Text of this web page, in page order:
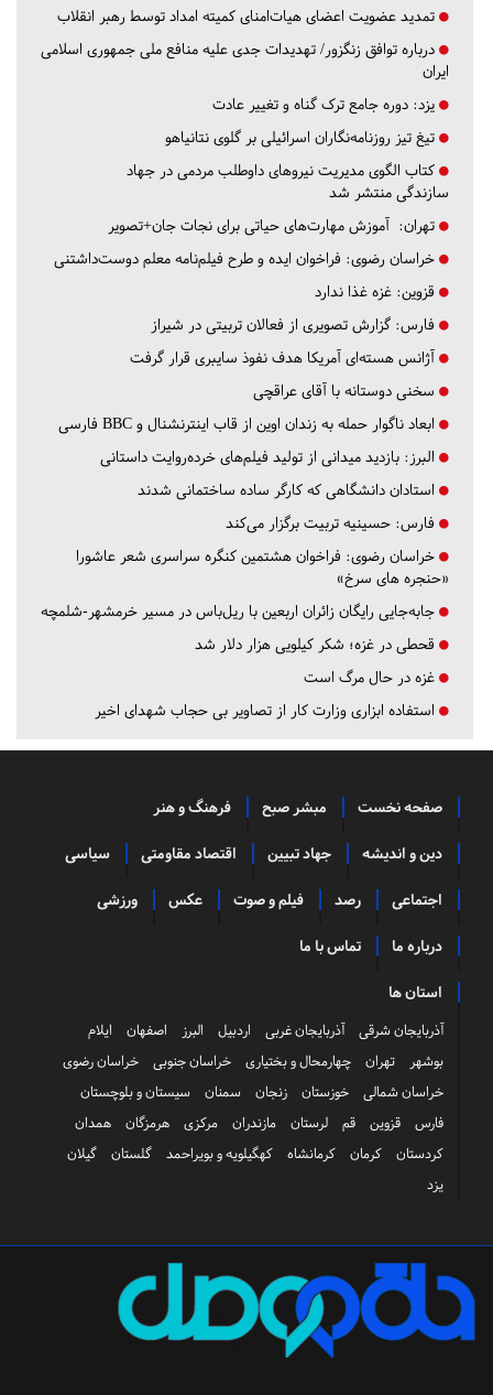
تمدید عضویت اعضای هیات‌امنای کمیته امداد توسط رهبر انقلاب
درباره توافق زنگزور/ تهدیدات جدی علیه منافع ملی جمهوری اسلامی
ایران
یزد: دوره جامع ترک گناه و تغییر عادت
تیغ تیز روزنامه‌نگاران اسرائیلی بر گلوی نتانیاهو
کتاب الگوی مدیریت نیروهای داوطلب مردمی در جهاد
سازندگی منتشر شد
تهران: آموزش مهارت‌های حیاتی برای نجات جان+تصویر
خراسان رضوی: فراخوان ایده و طرح فیلم‌نامه معلم دوست‌داشتنی
قزوین: غزه غذا ندارد
فارس: گزارش تصویری از فعالان تربیتی در شیراز
آژانس هسته‌ای آمریکا هدف نفوذ سایبری قرار گرفت
سخنی دوستانه با آقای عراقچی
ابعاد ناگوار حمله به زندان اوین از قاب اینترنشنال و BBC فارسی
البرز: بازدید میدانی از تولید فیلم‌های خرده‌روایت داستانی
استادان دانشگاهی که کارگر ساده ساختمانی شدند
فارس: حسینیه تربیت برگزار می‌کند
خراسان رضوی: فراخوان هشتمین کنگره سراسری شعر عاشورا
«حنجره های سرخ»
جابه‌جایی رایگان زائران اربعین با ریل‌باس در مسیر خرمشهر-شلمچه
قحطی در غزه؛ شکر کیلویی هزار دلار شد
غزه در حال مرگ است
استفاده ابزاری وزارت کار از تصاویر بی حجاب شهدای اخیر
صفحه نخست مبشر صبح فرهنگ و هنر
دین و اندیشه جهاد تبیین اقتصاد مقاومتی سیاسی
اجتماعی رصد فیلم و صوت عکس ورزشی
درباره ما تماس با ما
استان ها
آذربایجان شرقی آذربایجان غربی اردبیل البرز اصفهان
ایلام
بوشهر
تهران چهارمحال و بختیاری خراسان جنوبی
خراسان رضوی
خراسان شمالی
خوزستان زنجان سمنان
سیستان و بلوچستان
فارس
قزوین قم لرستان مازندران مرکزی هرمزگان
همدان
کردستان
کرمان کرمانشاه کهگیلویه و بویراحمد گلستان
گیلان
یزد